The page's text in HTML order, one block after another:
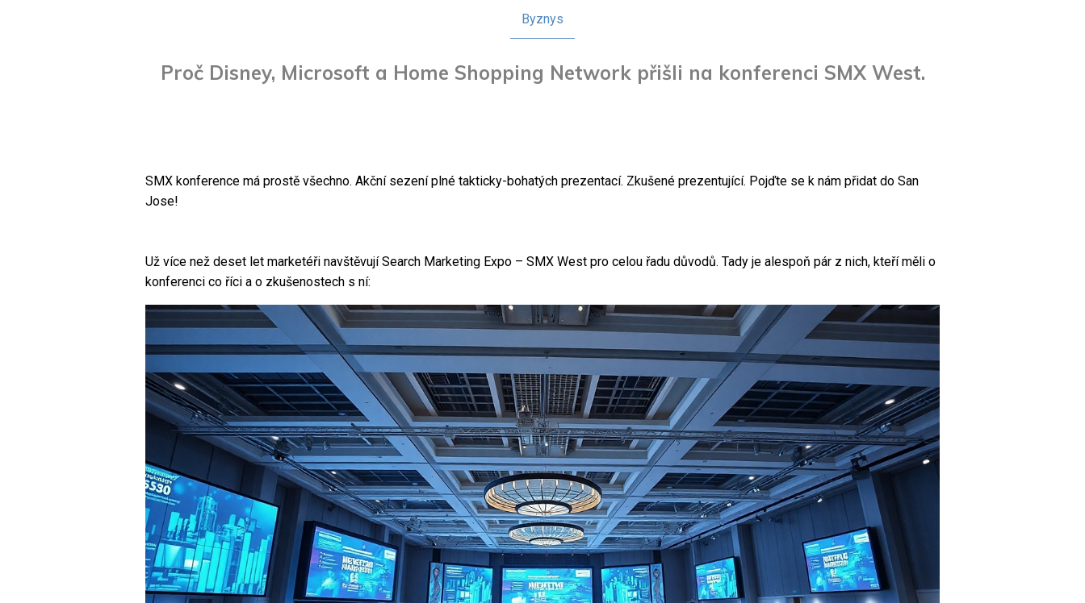
Byznys
Proč Disney, Microsoft a Home Shopping Network přišli na konferenci SMX West.
SMX konference má prostě všechno. Akční sezení plné takticky-bohatých prezentací. Zkušené prezentující. Pojďte se k nám přidat do San
Jose!
Už více než deset let marketéři navštěvují Search Marketing Expo – SMX West pro celou řadu důvodů. Tady je alespoň pár z nich, kteří měli o
konferenci co říci a o zkušenostech s ní: